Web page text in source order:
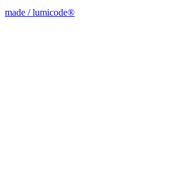
made / lumicode®